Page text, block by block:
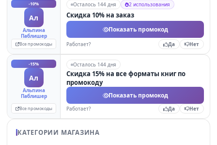
-10%
Ал
Альпина
Паблишер
Все промокоды
Осталось 144 дня 2 использования
Скидка 10% на заказ
Показать промокод
Работает? Да Нет
-15%
Ал
Альпина
Паблишер
Все промокоды
Осталось 144 дня
Скидка 15% на все форматы книг по
промокоду
Показать промокод
Работает? Да Нет
КАТЕГОРИИ МАГАЗИНА